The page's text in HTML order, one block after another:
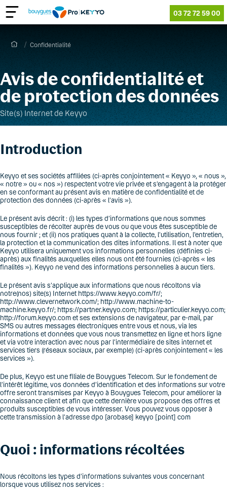
03 72 72 59 00
Confidentialité
Avis de confidentialité et
de protection des données
Site(s) Internet de Keyyo
Introduction
Keyyo et ses sociétés affiliées (ci-après conjointement « Keyyo », « nous »,
« notre » ou « nos ») respectent votre vie privée et s’engagent à la protéger
en se conformant au présent avis en matière de confidentialité et de
protection des données (ci-après « l’avis »).
Le présent avis décrit : (i) les types d’informations que nous sommes
susceptibles de récolter auprès de vous ou que vous êtes susceptible de
nous fournir ; et (ii) nos pratiques quant à la collecte, l’utilisation, l’entretien,
la protection et la communication des dites informations. Il est à noter que
Keyyo utilisera uniquement vos informations personnelles (définies ci-
après) aux finalités auxquelles elles nous ont été fournies (ci-après « les
finalités »). Keyyo ne vend des informations personnelles à aucun tiers.
Le présent avis s’applique aux informations que nous récoltons via
notre(nos) site(s) Internet https://www.keyyo.com/fr/;
http://www.clevernetwork.com/; http://www.machine-to-
machine.keyyo.fr/; https://partner.keyyo.com; https://particulier.keyyo.com;
http://forum.keyyo.com et ses extensions de navigateur, par e-mail, par
SMS ou autres messages électroniques entre vous et nous, via les
informations et données que vous nous transmettez en ligne et hors ligne
et via votre interaction avec nous par l’intermédiaire de sites internet et
services tiers (réseaux sociaux, par exemple) (ci-après conjointement « les
services »).
De plus, Keyyo est une filiale de Bouygues Telecom. Sur le fondement de
l’intérêt légitime, vos données d’identification et des informations sur votre
offre seront transmises par Keyyo à Bouygues Telecom, pour améliorer la
connaissance client et afin que cette dernière vous propose des offres et
produits susceptibles de vous intéresser. Vous pouvez vous opposer à
cette transmission à l’adresse dpo [arobase] keyyo [point] com
Quoi : informations récoltées
Nous récoltons les types d’informations suivantes vous concernant
lorsque vous utilisez nos services :